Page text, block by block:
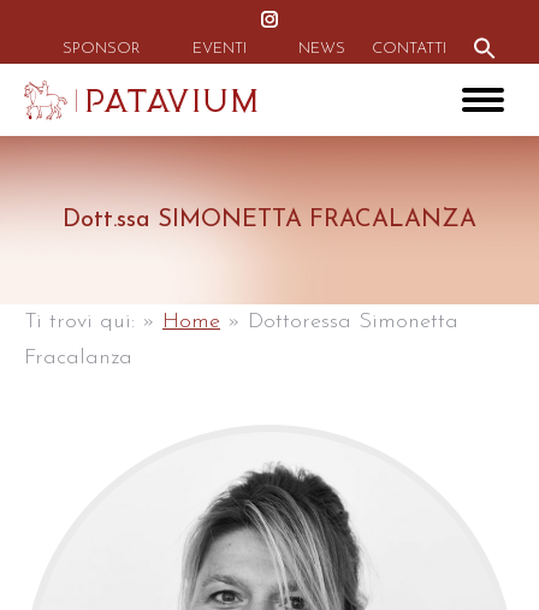
page
new
SPONSOR EVENTI NEWS CONTATTI
Search Button
Dott.ssa SIMONETTA FRACALANZA
Ti trovi qui: » Home » Dottoressa Simonetta
Fracalanza